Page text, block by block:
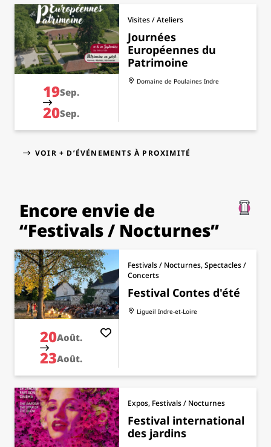
19Sep.
20Sep.
Visites / Ateliers
Journées
Européennes du
Patrimoine
Domaine de PoulainesIndre
VOIR + D’ÉVÉNEMENTS À PROXIMITÉ
Encore envie de
“Festivals / Nocturnes”
20Août.
23Août.
Festivals / Nocturnes, Spectacles /
Concerts
Festival Contes d'été
LigueilIndre-et-Loire
Expos, Festivals / Nocturnes
Festival international
des jardins